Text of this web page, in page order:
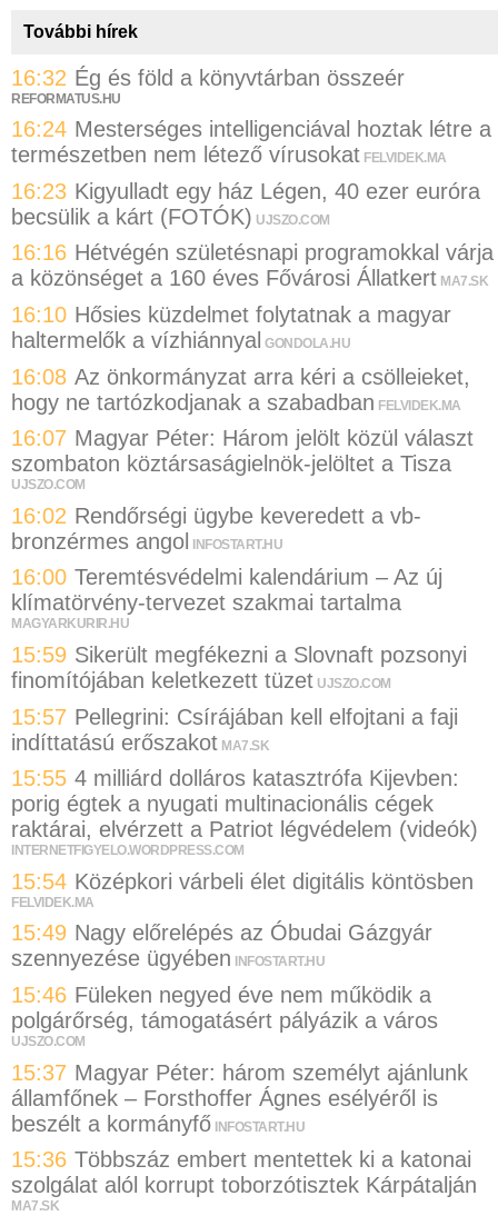
További hírek
16:32 Ég és föld a könyvtárban összeér
REFORMATUS.HU
16:24 Mesterséges intelligenciával hoztak létre a
természetben nem létező vírusokat FELVIDEK.MA
16:23 Kigyulladt egy ház Légen, 40 ezer euróra
becsülik a kárt (FOTÓK) UJSZO.COM
16:16 Hétvégén születésnapi programokkal várja
a közönséget a 160 éves Fővárosi Állatkert MA7.SK
16:10 Hősies küzdelmet folytatnak a magyar
haltermelők a vízhiánnyal GONDOLA.HU
16:08 Az önkormányzat arra kéri a csölleieket,
hogy ne tartózkodjanak a szabadban FELVIDEK.MA
16:07 Magyar Péter: Három jelölt közül választ
szombaton köztársaságielnök-jelöltet a Tisza
UJSZO.COM
16:02 Rendőrségi ügybe keveredett a vb-
bronzérmes angol INFOSTART.HU
16:00 Teremtésvédelmi kalendárium – Az új
klímatörvény-tervezet szakmai tartalma
MAGYARKURIR.HU
15:59 Sikerült megfékezni a Slovnaft pozsonyi
finomítójában keletkezett tüzet UJSZO.COM
15:57 Pellegrini: Csírájában kell elfojtani a faji
indíttatású erőszakot MA7.SK
15:55 4 milliárd dolláros katasztrófa Kijevben:
porig égtek a nyugati multinacionális cégek
raktárai, elvérzett a Patriot légvédelem (videók)
INTERNETFIGYELO.WORDPRESS.COM
15:54 Középkori várbeli élet digitális köntösben
FELVIDEK.MA
15:49 Nagy előrelépés az Óbudai Gázgyár
szennyezése ügyében
INFOSTART.HU
15:46 Füleken negyed éve nem működik a
polgárőrség, támogatásért pályázik a város
UJSZO.COM
15:37 Magyar Péter: három személyt ajánlunk
államfőnek – Forsthoffer Ágnes esélyéről is
beszélt a kormányfő INFOSTART.HU
15:36 Többszáz embert mentettek ki a katonai
szolgálat alól korrupt toborzótisztek Kárpátalján
MA7.SK